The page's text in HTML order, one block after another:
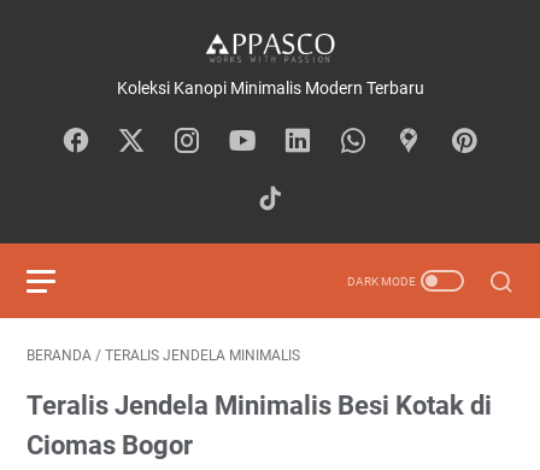
Koleksi Kanopi Minimalis Modern Terbaru
BERANDA / TERALIS JENDELA MINIMALIS
Teralis Jendela Minimalis Besi Kotak di
Ciomas Bogor